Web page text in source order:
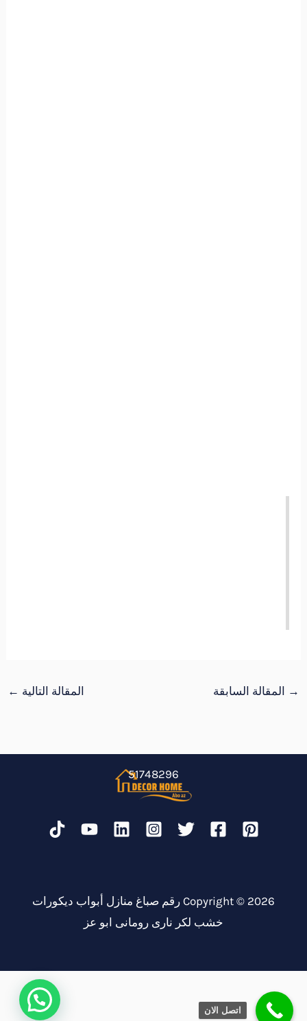
→ المقالة السابقة المقالة التالية ←
51748296
Copyright © 2026 رقم صباغ منازل أبواب ديكورات
خشب لكر نارى رومانى ابو عز
اتصل الان